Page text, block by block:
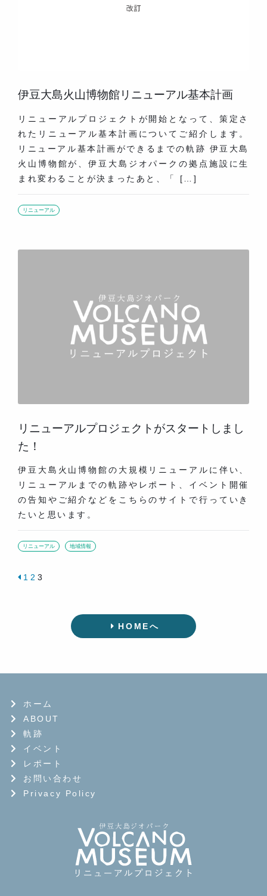
伊豆大島火山博物館リニューアル基本計画
リニューアルプロジェクトが開始となって、策定さ
れたリニューアル基本計画についてご紹介します。
リニューアル基本計画ができるまでの軌跡 伊豆大島
火山博物館が、伊豆大島ジオパークの拠点施設に生
まれ変わることが決まったあと、「 […]
リニューアル
リニューアルプロジェクトがスタートしまし
た！
伊豆大島火山博物館の大規模リニューアルに伴い、
リニューアルまでの軌跡やレポート、イベント開催
の告知やご紹介などをこちらのサイトで行っていき
たいと思います。
リニューアル 地域情報
投
ー
ジ
送
り
1 2 3
HOMEへ
ホーム
ABOUT
軌跡
イベント
レポート
お問い合わせ
Privacy Policy